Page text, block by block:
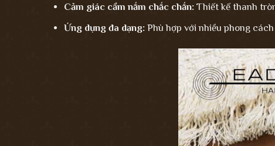
Cảm giác cầm nắm chắc chắn:Thiết kế thanh
Ứng dụng đa dạng:Phù hợp với nhiều phong